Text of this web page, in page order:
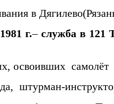
в
г.– служба в
самолёт